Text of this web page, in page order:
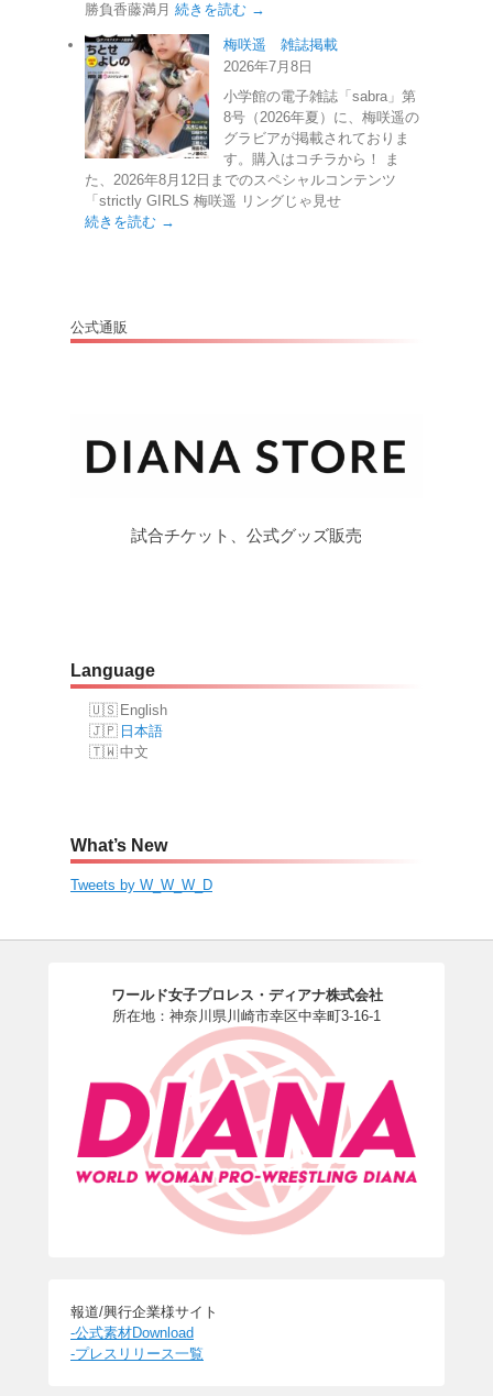
勝負香藤満月 続きを読む →
梅咲遥 雑誌掲載
2026年7月8日
小学館の電子雑誌「sabra」第
8号（2026年夏）に、梅咲遥の
グラビアが掲載されておりま
す。購入はコチラから！ ま
た、2026年8月12日までのスペシャルコンテンツ
「strictly GIRLS 梅咲遥 リングじゃ見せ
続きを読む →
公式通販
試合チケット、公式グッズ販売
Language
English
日本語
中文
What’s New
Tweets by W_W_W_D
ワールド女子プロレス・ディアナ株式会社
所在地：神奈川県川崎市幸区中幸町3-16-1
報道/興行企業様サイト
-公式素材Download
-プレスリリース一覧